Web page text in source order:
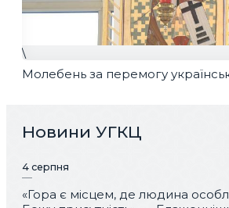
\
Молебень за перемогу
Новини УГКЦ
4 серпня
«Гора є місцем, де людина